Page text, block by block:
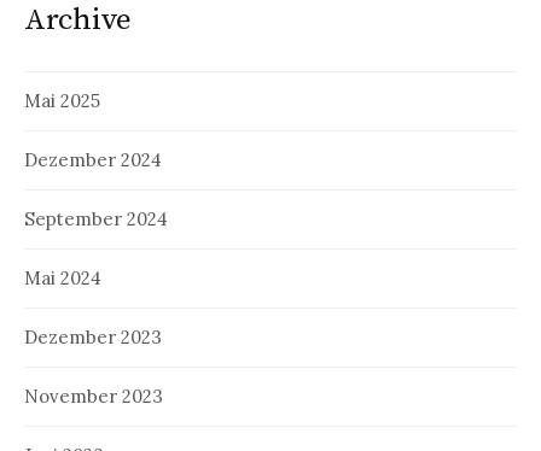
Archive
Mai 2025
Dezember 2024
September 2024
Mai 2024
Dezember 2023
November 2023